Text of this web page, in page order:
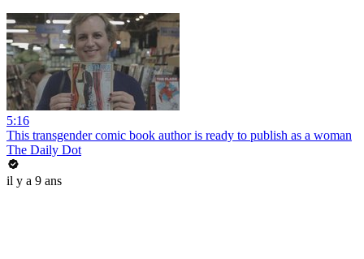
5:16
This transgender comic book author is ready to publish as a woman
The Daily Dot
il y a 9 ans